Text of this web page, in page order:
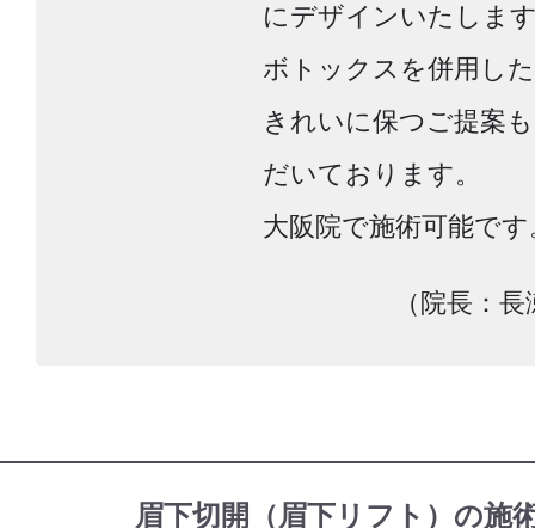
にデザインいたしま
ボトックスを併用し
きれいに保つご提案
だいております。
大阪院で施術可能です
（院長：
眉下切開（眉下リフト）の施